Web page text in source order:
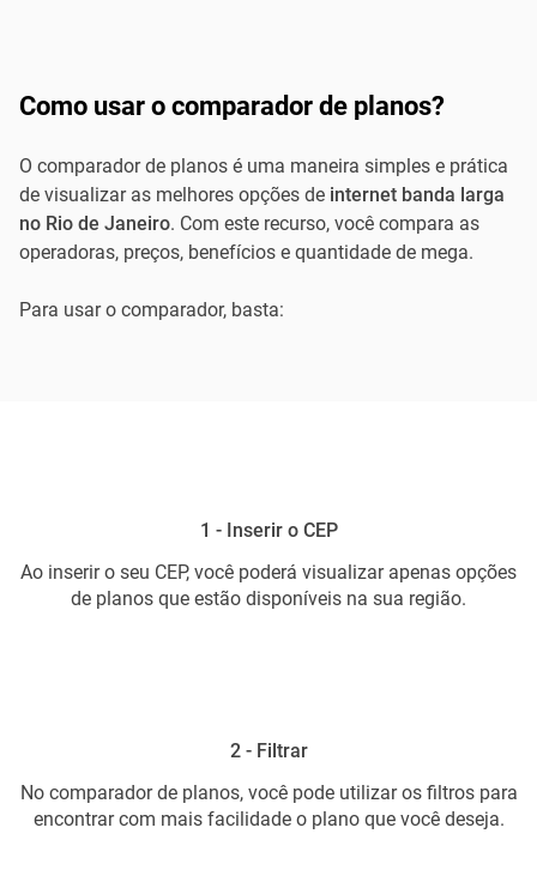
Como usar o comparador de planos?
O comparador de planos é uma maneira simples e prática
de visualizar as melhores opções de internet banda larga
no Rio de Janeiro. Com este recurso, você compara as
operadoras, preços, benefícios e quantidade de mega.
Para usar o comparador, basta:
1 - Inserir o CEP
Ao inserir o seu CEP, você poderá visualizar apenas opções
de planos que estão disponíveis na sua região.
2 - Filtrar
No comparador de planos, você pode utilizar os filtros para
encontrar com mais facilidade o plano que você deseja.